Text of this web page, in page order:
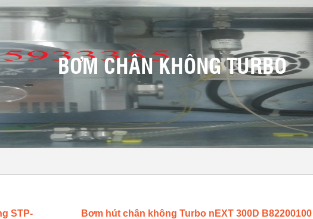
BƠM CHÂN KHÔNG TURBO
STP-
Bơm hút chân không Turbo nEXT 300D B82200100